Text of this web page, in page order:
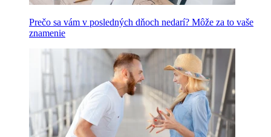
Prečo sa vám v posledných dňoch nedarí? Môže za to vaše
znamenie